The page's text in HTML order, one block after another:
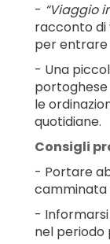
- “Viaggio
racconto di
per entrare
- Una
portoghese
le
quotidiane.
Consigli
- Portare
camminata
- Informarsi
nel periodo